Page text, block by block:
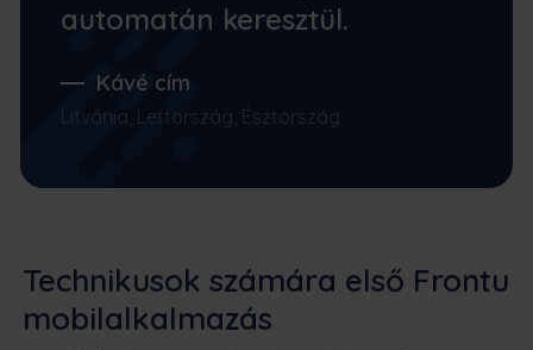
automatán keresztül.
Kávé cím
Litvánia, Lettország, Észtország
Technikusok számára első Frontu
mobilalkalmazás